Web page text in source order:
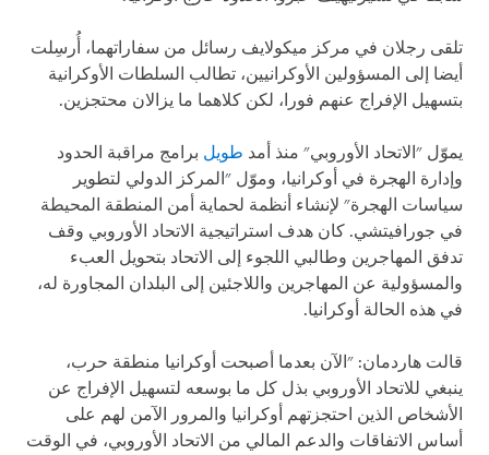
تلقى رجلان في مركز ميكولايف رسائل من سفاراتهما، أُرسِلت
أيضا إلى المسؤولين الأوكرانيين، تطالب السلطات الأوكرانية
بتسهيل الإفراج عنهم فورا، لكن كلاهما ما يزالان محتجزين.
يموّل "الاتحاد الأوروبي" منذ أمد طويل برامج مراقبة الحدود
وإدارة الهجرة في أوكرانيا، وموّل "المركز الدولي لتطوير
سياسات الهجرة" لإنشاء أنظمة لحماية أمن المنطقة المحيطة
في جورافيتشي. كان هدف استراتيجية الاتحاد الأوروبي وقف
تدفق المهاجرين وطالبي اللجوء إلى الاتحاد بتحويل العبء
والمسؤولية عن المهاجرين واللاجئين إلى البلدان المجاورة له،
في هذه الحالة أوكرانيا.
قالت هاردمان: "الآن بعدما أصبحت أوكرانيا منطقة حرب،
ينبغي للاتحاد الأوروبي بذل كل ما بوسعه لتسهيل الإفراج عن
الأشخاص الذين احتجزتهم أوكرانيا والمرور الآمن لهم على
أساس الاتفاقات والدعم المالي من الاتحاد الأوروبي، في الوقت